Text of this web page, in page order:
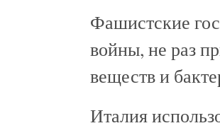
Фашистские
войны, не раз
веществ и
Италия